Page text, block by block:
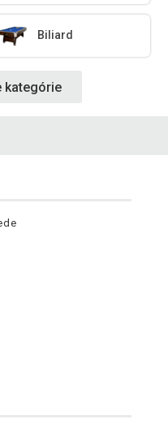
Biliard
kategórie